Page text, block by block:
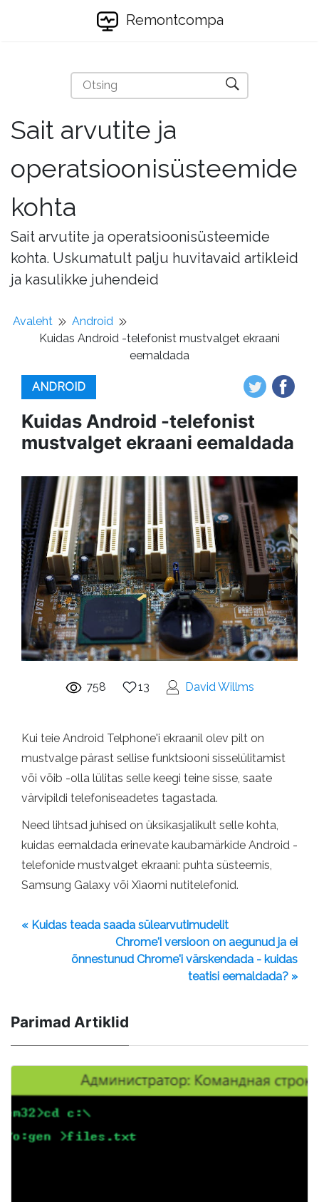
Remontcompa
Sait arvutite ja
operatsioonisüsteemide
kohta
Sait arvutite ja operatsioonisüsteemide
kohta. Uskumatult palju huvitavaid artikleid
ja kasulikke juhendeid
Avaleht
Android
Kuidas Android -telefonist mustvalget ekraani
eemaldada
ANDROID
Kuidas Android -telefonist
mustvalget ekraani eemaldada
758 13 David Willms
Kui teie Android Telphone'i ekraanil olev pilt on
mustvalge pärast sellise funktsiooni sisselülitamist
või võib -olla lülitas selle keegi teine ​​sisse, saate
värvipildi telefoniseadetes tagastada.
Need lihtsad juhised on üksikasjalikult selle kohta,
kuidas eemaldada erinevate kaubamärkide Android -
telefonide mustvalget ekraani: puhta süsteemis,
Samsung Galaxy või Xiaomi nutitelefonid.
« Kuidas teada saada sülearvutimudelit
Chrome'i versioon on aegunud ja ei
õnnestunud Chrome'i värskendada - kuidas
teatisi eemaldada? »
Parimad Artiklid